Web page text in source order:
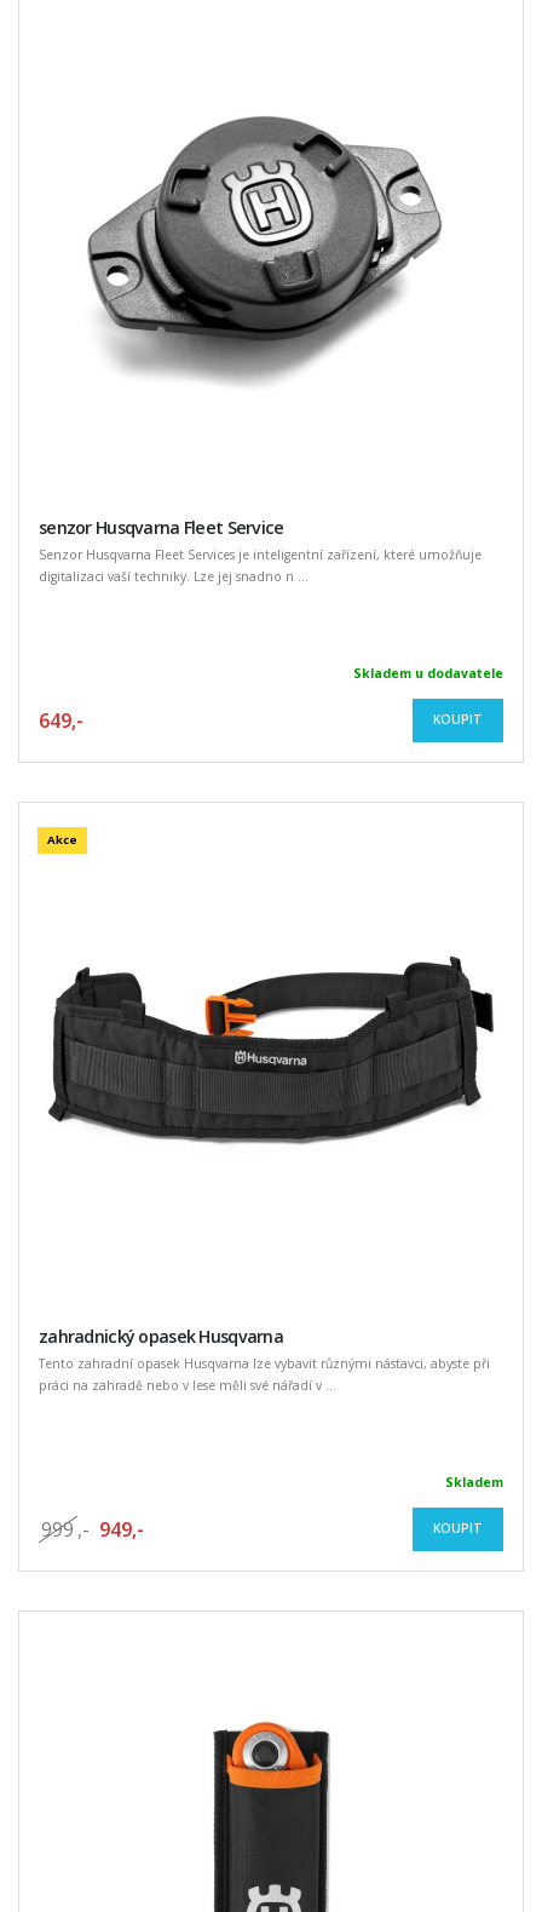
senzor Husqvarna Fleet Service
Senzor Husqvarna Fleet Services je inteligentní zařízení, které umožňuje
digitalizaci vaší techniky. Lze jej snadno n ...
Skladem u dodavatele
649,- KOUPIT
Akce
zahradnický opasek Husqvarna
Tento zahradní opasek Husqvarna lze vybavit různými nástavci, abyste při
práci na zahradě nebo v lese měli své nářadí v ...
Skladem
999 ,- 949,- KOUPIT